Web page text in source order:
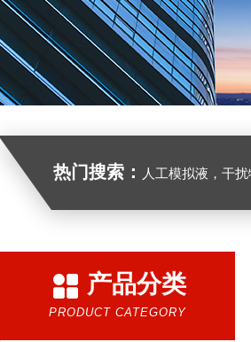
热门搜索： 人工模拟液，干
产品分类
PRODUCT CATEGORY